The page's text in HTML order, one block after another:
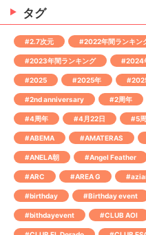
タグ
#2.7次元 #2022年間ランキン
#2023年間ランキング #2024
#2025 #2025年
#2nd anniversary #2周年
#4周年 #4月22日 #5
#ABEMA #AMATERAS
#ANELA朝 #Angel Feather
#ARC #AREA G
#birthday #Birthday event
#bithdayevent #CLUB AOI